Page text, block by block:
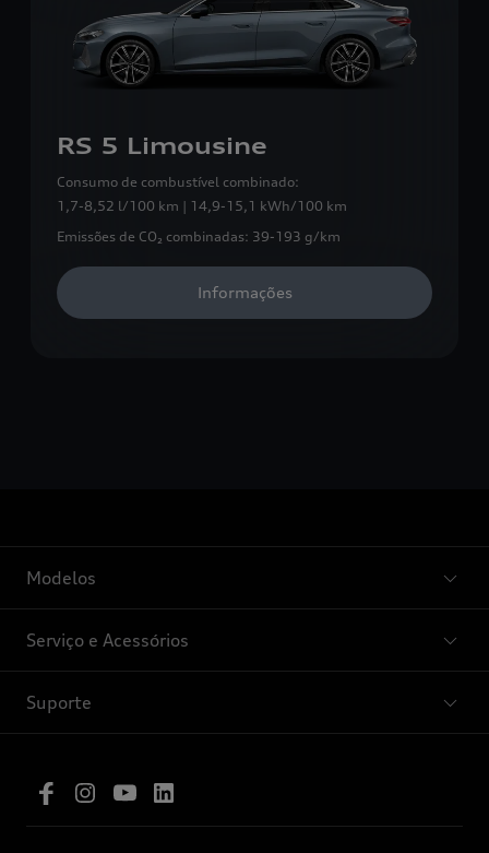
RS 5 Limousine
Consumo de combustível combinado:
1,7-8,52 l/100 km | 14,9-15,1 kWh/100 km
Emissões de CO₂ combinadas: 39-193 g/km
Informações
Modelos
Serviço e Acessórios
Suporte